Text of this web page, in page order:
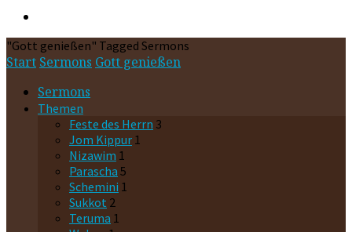
"Gott genießen" Tagged Sermons
Start Sermons Gott genießen
Sermons
Themen
Feste des Herrn 3
Jom Kippur 1
Nizawim 1
Parascha 5
Schemini 1
Sukkot 2
Teruma 1